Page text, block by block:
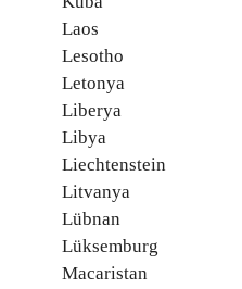
Laos
Lesotho
Letonya
Liberya
Libya
Liechtenstein
Litvanya
Lübnan
Lüksemburg
Macaristan